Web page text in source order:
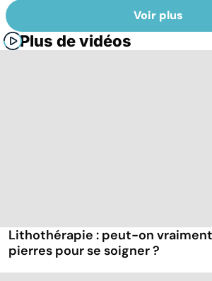
Voir plus
Plus de vidéos
Lithothérapie : peut-on
pierres pour se soigner ?